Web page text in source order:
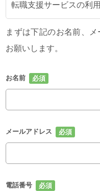
転職支援サービスの利
まずは下記のお名前、
お願いします。
お名前
メールアドレス
電話番号